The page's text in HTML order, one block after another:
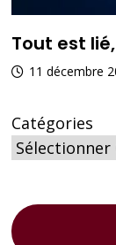
Tout est
11 décembre
Catégories